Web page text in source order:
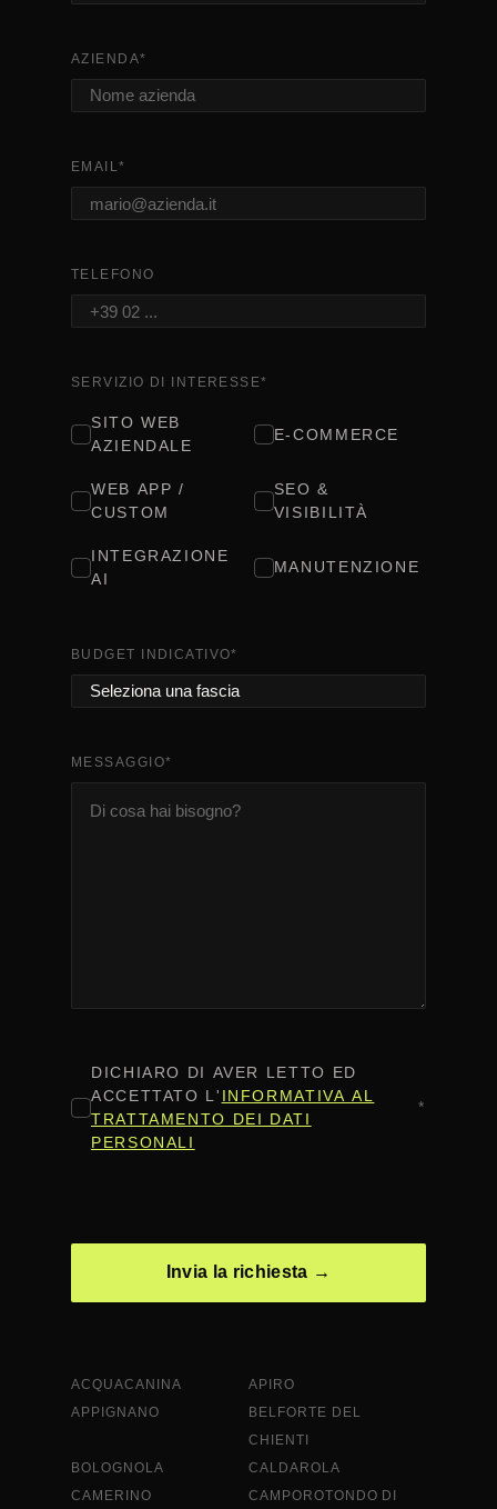
AZIENDA*
EMAIL*
TELEFONO
SERVIZIO DI INTERESSE*
SITO WEB
AZIENDALE
E-COMMERCE
WEB APP /
CUSTOM
SEO &
VISIBILITÀ
INTEGRAZIONE
AI
MANUTENZIONE
BUDGET INDICATIVO*
MESSAGGIO*
CONSENSO*
DICHIARO DI AVER LETTO ED
ACCETTATO L' INFORMATIVA AL
TRATTAMENTO DEI DATI
PERSONALI
*
ACQUACANINA
APIRO
APPIGNANO
BELFORTE DEL
CHIENTI
BOLOGNOLA
CALDAROLA
CAMERINO
CAMPOROTONDO DI